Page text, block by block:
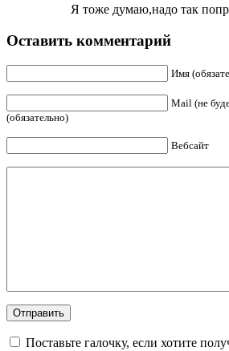
Я тоже думаю,надо так
Оставить комментарий
Имя
Mail (не
(обязательно)
Вебсайт
Поставьте галочку, если хотите